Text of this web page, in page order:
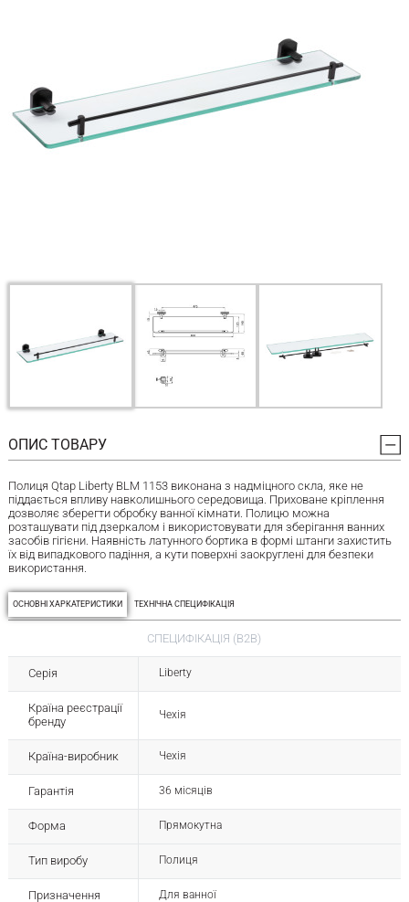
ОПИС ТОВАРУ
Полиця Qtap Liberty BLM 1153 виконана з надміцного скла, яке не
піддається впливу навколишнього середовища. Приховане кріплення
дозволяє зберегти обробку ванної кімнати. Полицю можна
розташувати під дзеркалом і використовувати для зберігання ванних
засобів гігієни. Наявність латунного бортика в формі штанги захистить
їх від випадкового падіння, а кути поверхні заокруглені для безпеки
використання.
ОСНОВНІ ХАРКАТЕРИСТИКИ ТЕХНІЧНА СПЕЦИФІКАЦІЯ
СПЕЦИФІКАЦІЯ (B2B)
Серія Liberty
Країна реєстрації
бренду
Чехія
Країна-виробник Чехія
Гарантія 36 місяців
Форма Прямокутна
Тип виробу Полиця
Призначення Для ванної